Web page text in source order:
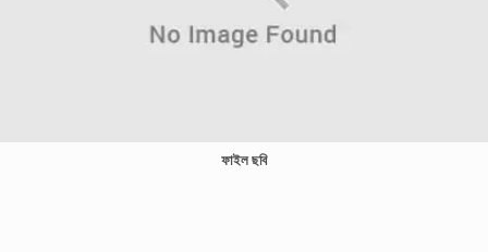
ফাইল ছবি